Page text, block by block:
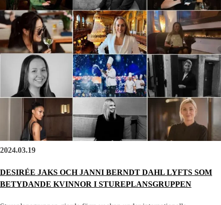
2024.03.19
DESIRÉE JAKS OCH JANNI BERNDT DAHL LYFTS SOM
BETYDANDE KVINNOR I STUREPLANSGRUPPEN